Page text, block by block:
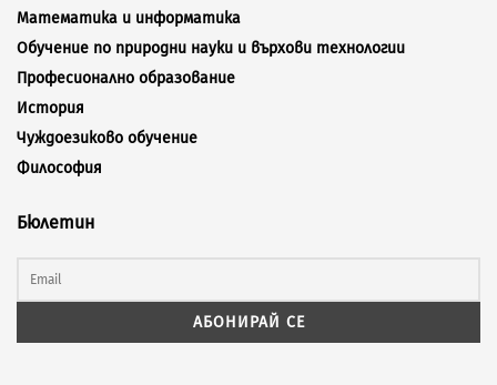
Математика и информатика
Обучение по природни науки и върхови технологии
Професионално образование
История
Чуждоезиково обучение
Философия
Бюлетин